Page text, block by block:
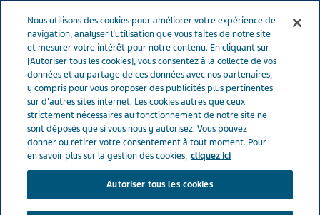
Menu
France Nos Produits Product catalog
Liste de nos médicaments
Search
Nous utilisons des cookies pour améliorer votre expérience de
navigation, analyser l’utilisation que vous faites de notre site
et mesurer votre intérêt pour notre contenu. En cliquant sur
[Autoriser tous les cookies], vous consentez à la collecte de vos
données et au partage de ces données avec nos partenaires,
y compris pour vous proposer des publicités plus pertinentes
sur d'autres sites internet. Les cookies autres que ceux
strictement nécessaires au fonctionnement de notre site ne
sont déposés que si vous nous y autorisez. Vous pouvez
donner ou retirer votre consentement à tout moment. Pour
en savoir plus sur la gestion des cookies, cliquez ici
Autoriser tous les cookies